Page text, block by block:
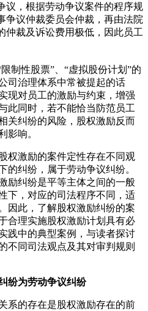
议，根据劳动争议案件的程序规
争议仲裁委员会仲裁，再由法院
仲裁及诉讼费用极低，因此员工
性股票”、“虚拟股份计划”的
司治理体系中常被提起的话
现对员工的激励与约束，增强
此同时，若不能恰当防范员工
关纠纷的风险，股权激励反而
影响。
激励的案件定性存在不同观
的纠纷，属于劳动争议纠纷。
励纠纷是平等主体之间的一般
下，对应的司法程序不同，适
因此，了解股权激励纠纷的案
合理实施股权激励计划具有必
践中的典型案例，与读者探讨
不同司法观点及其对审判规则
纷为劳动争议纠纷
的存在是股权激励存在的前